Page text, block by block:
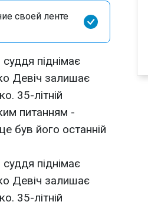
своей ленте
піднімає
Девіч залишає
35-літній
питанням -
був його останній
піднімає
Девіч залишає
35-літній